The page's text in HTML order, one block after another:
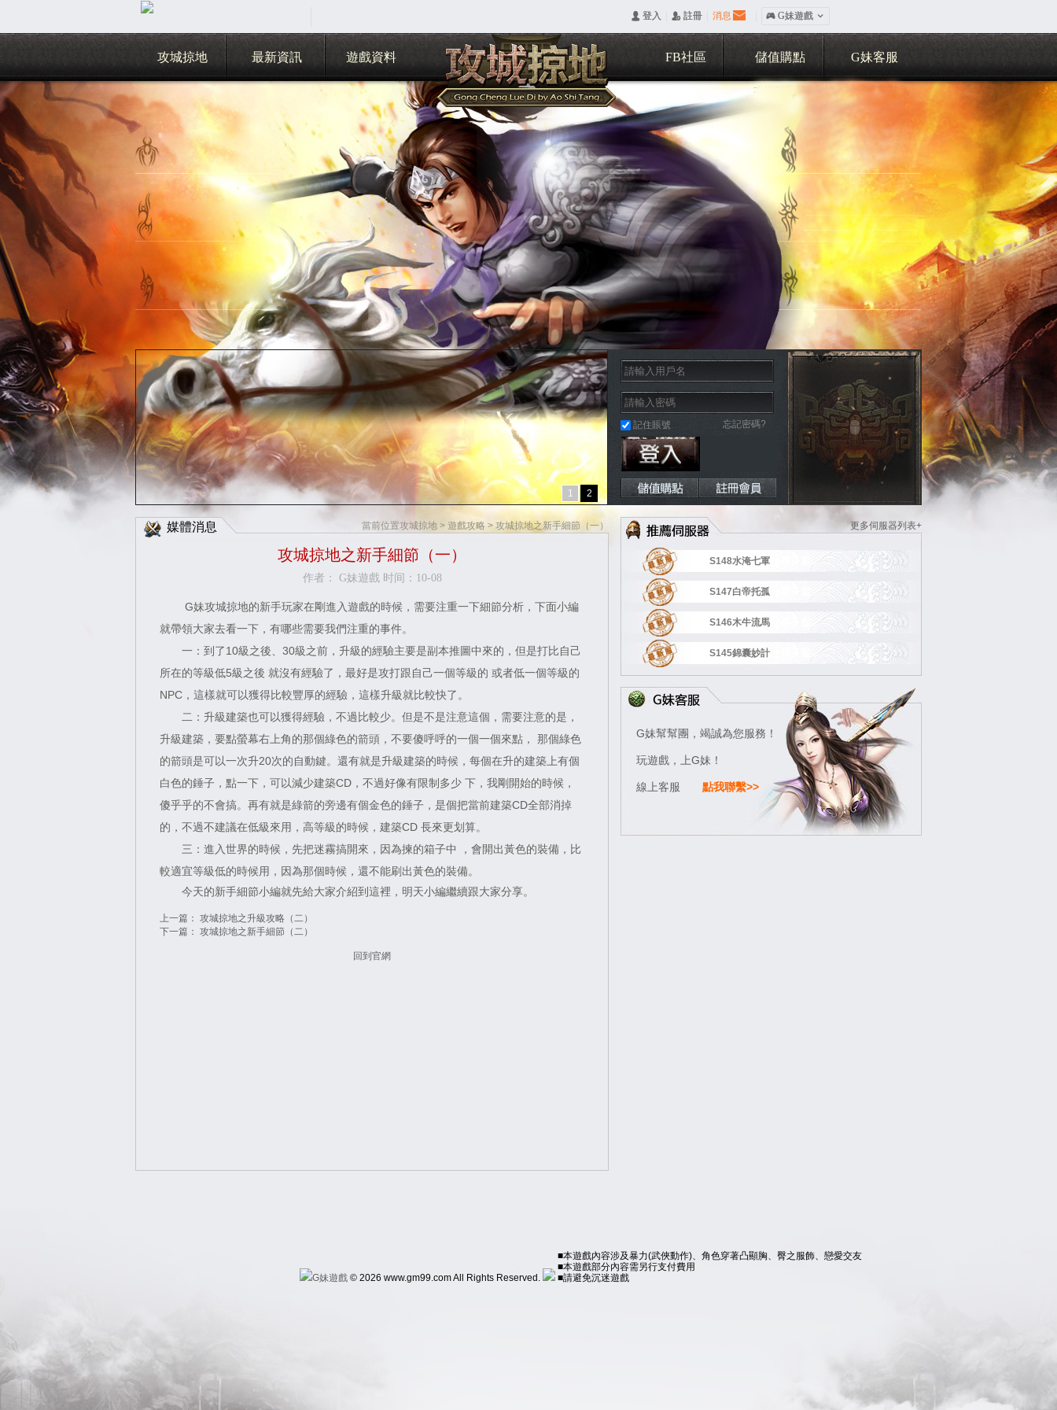
󰄭 登入 󰅍 註冊 消息 󰀷 G妹遊戲 
攻城掠地 最新資訊 遊戲資料 FB社區 儲值購點 G妹客服
1 2
記住賬號
忘記密碼?
Facebook快速登入
Google快速登入
媒體消息 當前位置攻城掠地 > 遊戲攻略 > 攻城掠地之新手細節（一）
攻城掠地之新手細節（一）
作者： G妹遊戲 时间：10-08
G妹攻城掠地的新手玩家在剛進入遊戲的時候，需要注重一下細節分析，下面小編
就帶領大家去看一下，有哪些需要我們注重的事件。
一：到了10級之後、30級之前，升級的經驗主要是副本推圖中來的，但是打比自己
所在的等級低5級之後 就沒有經驗了，最好是攻打跟自己一個等級的 或者低一個等級的
NPC，這樣就可以獲得比較豐厚的經驗，這樣升級就比較快了。
二：升級建築也可以獲得經驗，不過比較少。但是不是注意這個，需要注意的是，
升級建築，要點螢幕右上角的那個綠色的箭頭，不要傻呼呼的一個一個來點， 那個綠色
的箭頭是可以一次升20次的自動鍵。還有就是升級建築的時候，每個在升的建築上有個
白色的錘子，點一下，可以減少建築CD，不過好像有限制多少 下，我剛開始的時候，
傻乎乎的不會搞。再有就是綠箭的旁邊有個金色的錘子，是個把當前建築CD全部消掉
的，不過不建議在低級來用，高等級的時候，建築CD 長來更划算。
三：進入世界的時候，先把迷霧搞開來，因為揀的箱子中 ，會開出黃色的裝備，比
較適宜等級低的時候用，因為那個時候，還不能刷出黃色的裝備。
今天的新手細節小編就先給大家介紹到這裡，明天小編繼續跟大家分享。
上一篇： 攻城掠地之升級攻略（二）
下一篇： 攻城掠地之新手細節（二）
回到官網
更多伺服器列表+
S148水淹七軍
S147白帝托孤
S146木牛流馬
S145錦囊妙計
G妹幫幫團，竭誠為您服務！
玩遊戲，上G妹！
點我聯繫>>
線上客服
© 2026 www.gm99.com All Rights Reserved.
■本遊戲內容涉及暴力(武俠動作)、角色穿著凸顯胸、臀之服飾、戀愛交友
■本遊戲部分內容需另行支付費用
■請避免沉迷遊戲